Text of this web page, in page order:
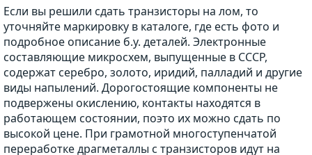
Если вы решили сдать транзисторы на лом, то
уточняйте маркировку в каталоге, где есть фото и
подробное описание б.у. деталей. Электронные
составляющие микросхем, выпущенные в СССР,
содержат серебро, золото, иридий, палладий и другие
виды напылений. Дорогостоящие компоненты не
подвержены окислению, контакты находятся в
работающем состоянии, поэто их можно сдать по
высокой цене. При грамотной многоступенчатой
переработке драгметаллы с транзисторов идут на